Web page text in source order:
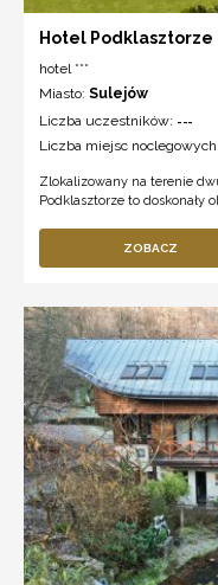
Hotel Podklasztorze
hotel ***
Miasto: Sulejów
Liczba uczestników: ---
Liczba miejsc noclegowych:
Zlokalizowany na terenie
Podklasztorze to doskonały
ZOBACZ